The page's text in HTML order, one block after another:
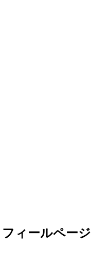
ィールページ